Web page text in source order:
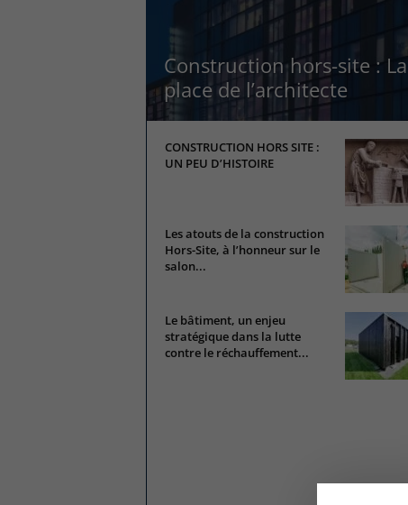
Construction hors-site : La
place de l’architecte
CONSTRUCTION HORS SITE :
UN PEU D’HISTOIRE
Les atouts de la construction
Hors-Site, à l’honneur sur le
salon...
Le bâtiment, un enjeu
stratégique dans la lutte
contre le réchauffement...